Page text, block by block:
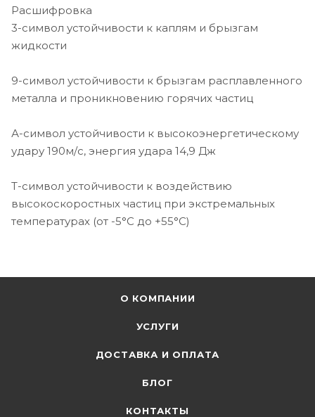
Расшифровка
3-символ устойчивости к каплям и брызгам
жидкости
9-символ устойчивости к брызгам расплавленного
металла и проникновению горячих частиц
А-символ устойчивости к высокоэнергетическому
удару 190м/с, энергия удара 14,9 Дж
Т-символ устойчивости к воздействию
высокоскоростных частиц при экстремальных
температурах (от -5°С до +55°С)
О КОМПАНИИ
УСЛУГИ
ДОСТАВКА И ОПЛАТА
БЛОГ
КОНТАКТЫ